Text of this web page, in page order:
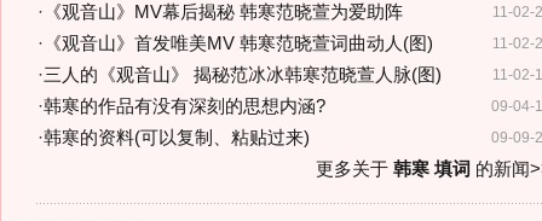
11-02-
· 《观音山》MV幕后揭秘 韩寒范晓萱为爱助阵
11-02-
· 《观音山》首发唯美MV 韩寒范晓萱词曲动人(图)
11-02-
·三人的《观音山》 揭秘范冰冰韩寒范晓萱人脉(图)
09-04-
·韩寒的作品有没有深刻的思想内涵?
09-09-
·韩寒的资料(可以复制、粘贴过来)
更多关于 韩寒 填词 的新闻